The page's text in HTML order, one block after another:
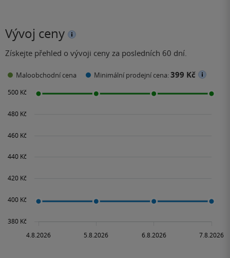
Vývoj ceny
Získejte přehled o vývoji ceny za posledních 60 dní.
Maloobchodní cena Minimální prodejní cena:399 Kč